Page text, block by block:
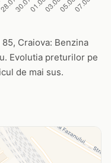
Craiova: Benzina
Evolutia preturilor pe
de mai sus.